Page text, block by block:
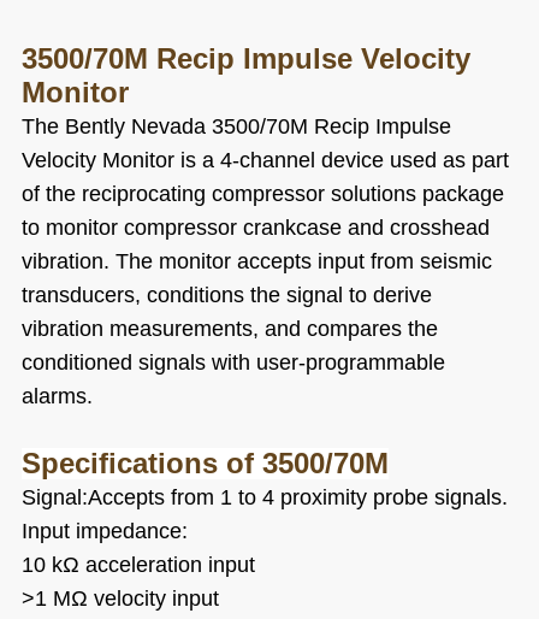
3500/70M Recip Impulse Velocity
Monitor
The Bently Nevada 3500/70M Recip Impulse
Velocity Monitor is a 4-channel device used as part
of the reciprocating compressor solutions package
to monitor compressor crankcase and crosshead
vibration. The monitor accepts input from seismic
transducers, conditions the signal to derive
vibration measurements, and compares the
conditioned signals with user-programmable
alarms.
Specifications of 3500/70M
Signal:Accepts from 1 to 4 proximity probe signals.
Input impedance:
10 kΩ acceleration input
>1 MΩ velocity input